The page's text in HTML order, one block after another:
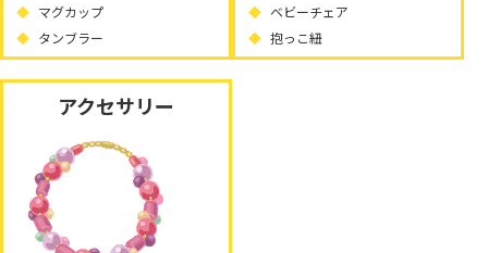
マグカップ
タンブラー
ベビーチェア
抱っこ紐
アクセサリー